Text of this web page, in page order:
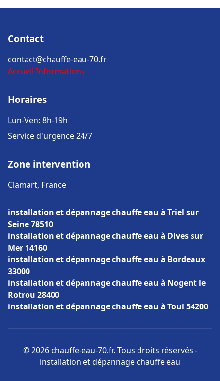
Contact
contact@chauffe-eau-70.fr
Accueil Informations
Horaires
Lun-Ven: 8h-19h
Service d'urgence 24/7
Zone intervention
Clamart, France
installation et dépannage chauffe eau à Triel sur
Seine 78510
installation et dépannage chauffe eau à Dives sur
Mer 14160
installation et dépannage chauffe eau à Bordeaux
33000
installation et dépannage chauffe eau à Nogent le
Rotrou 28400
installation et dépannage chauffe eau à Toul 54200
© 2026 chauffe-eau-70.fr. Tous droits réservés -
installation et dépannage chauffe eau